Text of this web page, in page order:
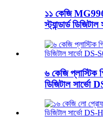
১১ কেজি
স্ট্যান্ডার্ড
৬ কেজি প্লাস্টিক
ডিজিটাল সার্ভো